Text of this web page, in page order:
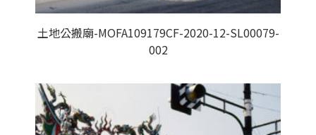
土地公搬廟-MOFA109179CF-2020-12-SL00079-
002